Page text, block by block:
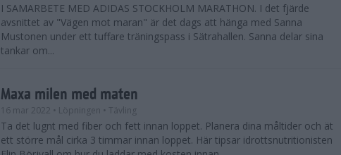
I SAMARBETE MED ADIDAS STOCKHOLM MARATHON. I det fjärde
avsnittet av "Vägen mot maran" är det dags att hänga med Sanna
Mustonen under ett tuffare träningspass i Sätrahallen. Sanna delar sina
tankar om...
Maxa milen med maten
16 mar 2022 • Löpningen • Tävling
Ta det lugnt med fiber och fett innan loppet. Planera dina måltider och ät
ett större mål cirka 3 timmar innan loppet. Här tipsar idrottsnutritionisten